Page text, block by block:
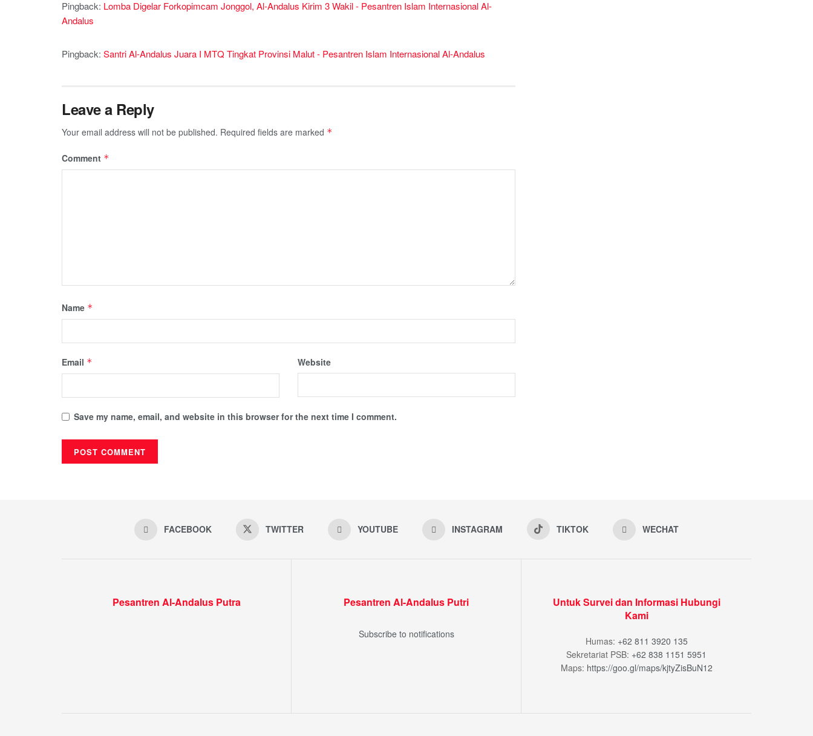
Pingback: Lomba Digelar Forkopimcam Jonggol, Al-Andalus Kirim 3 Wakil - Pesantren Islam Internasional Al-
Andalus
Pingback: Santri Al-Andalus Juara I MTQ Tingkat Provinsi Malut - Pesantren Islam Internasional Al-Andalus
Leave a Reply
Your email address will not be published. Required fields are marked *
Comment *
Name *
Email * Website
Save my name, email, and website in this browser for the next time I comment.
FACEBOOK TWITTER YOUTUBE INSTAGRAM TIKTOK WECHAT
Pesantren Al-Andalus Putra Pesantren Al-Andalus Putri
Subscribe to notifications
Untuk Survei dan Informasi Hubungi
Kami
Humas: +62 811 3920 135
Sekretariat PSB: +62 838 1151 5951
Maps: https://goo.gl/maps/kjtyZisBuN12